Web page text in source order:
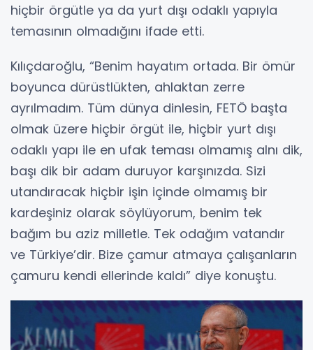
hiçbir örgütle ya da yurt dışı odaklı yapıyla
temasının olmadığını ifade etti.
Kılıçdaroğlu, “Benim hayatım ortada. Bir ömür
boyunca dürüstlükten, ahlaktan zerre
ayrılmadım. Tüm dünya dinlesin, FETÖ başta
olmak üzere hiçbir örgüt ile, hiçbir yurt dışı
odaklı yapı ile en ufak teması olmamış alnı dik,
başı dik bir adam duruyor karşınızda. Sizi
utandıracak hiçbir işin içinde olmamış bir
kardeşiniz olarak söylüyorum, benim tek
bağım bu aziz milletle. Tek odağım vatandır
ve Türkiye’dir. Bize çamur atmaya çalışanların
çamuru kendi ellerinde kaldı” diye konuştu.